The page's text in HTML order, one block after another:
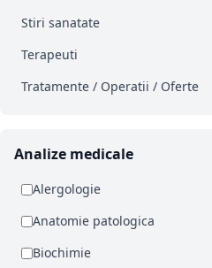
Stiri sanatate
Terapeuti
Tratamente / Operatii / Oferte
Analize medicale
Alergologie
Anatomie patologica
Biochimie